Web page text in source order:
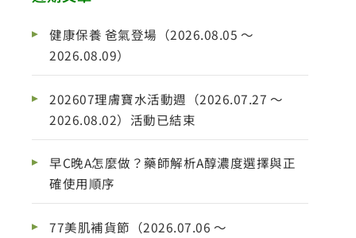
健康保養 爸氣登場（2026.08.05 ～
2026.08.09）
202607理膚寶水活動週（2026.07.27 ～
2026.08.02）活動已結束
早C晚A怎麼做？藥師解析A醇濃度選擇與正
確使用順序
77美肌補貨節（2026.07.06 ～